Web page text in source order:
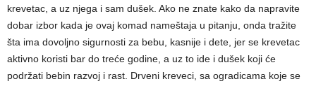
krevetac, a uz njega i sam dušek. Ako ne znate kako da napravite
dobar izbor kada je ovaj komad nameštaja u pitanju, onda tražite
šta ima dovoljno sigurnosti za bebu, kasnije i dete, jer se krevetac
aktivno koristi bar do treće godine, a uz to ide i dušek koji će
podržati bebin razvoj i rast. Drveni kreveci, sa ogradicama koje se